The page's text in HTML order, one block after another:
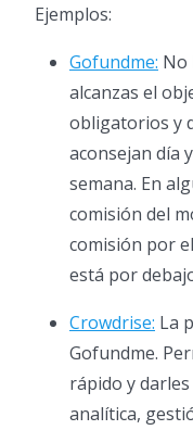
Ejemplos:
Gofundme: No
alcanzas el
obligatorios y
aconsejan día
semana. En
comisión del
comisión por
está por
Crowdrise: La
Gofundme.
rápido y
analítica,